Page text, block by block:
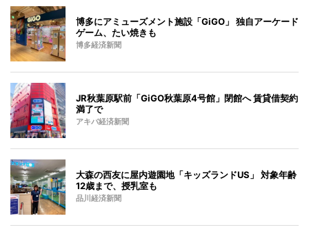
博多にアミューズメント施設「GiGO」 独自アーケード
ゲーム、たい焼きも
博多経済新聞
JR秋葉原駅前「GiGO秋葉原4号館」閉館へ 賃貸借契約
満了で
アキバ経済新聞
大森の西友に屋内遊園地「キッズランドUS」 対象年齢
12歳まで、授乳室も
品川経済新聞